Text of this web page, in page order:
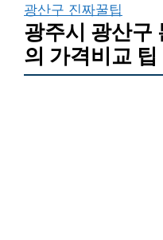
광산구 진짜꿀팁
광주시 광산구
의 가격비교 팁